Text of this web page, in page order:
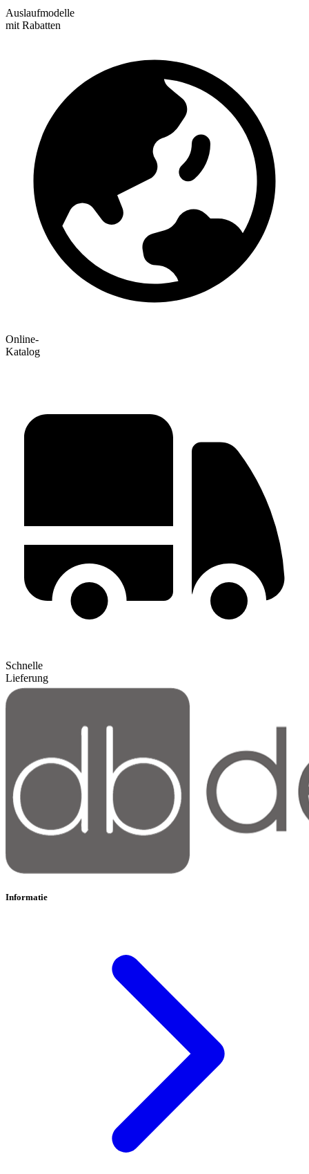
Auslaufmodelle
mit Rabatten
Online-
Katalog
Schnelle
Lieferung
Informatie